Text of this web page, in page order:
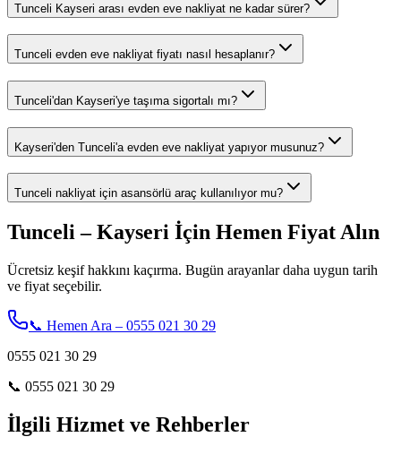
Tunceli Kayseri arası evden eve nakliyat ne kadar sürer?
Tunceli evden eve nakliyat fiyatı nasıl hesaplanır?
Tunceli'dan Kayseri'ye taşıma sigortalı mı?
Kayseri'den Tunceli'a evden eve nakliyat yapıyor musunuz?
Tunceli nakliyat için asansörlü araç kullanılıyor mu?
Tunceli – Kayseri İçin Hemen Fiyat Alın
Ücretsiz keşif hakkını kaçırma. Bugün arayanlar daha uygun tarih
ve fiyat seçebilir.
📞 Hemen Ara – 0555 021 30 29
0555 021 30 29
📞 0555 021 30 29
İlgili Hizmet ve Rehberler